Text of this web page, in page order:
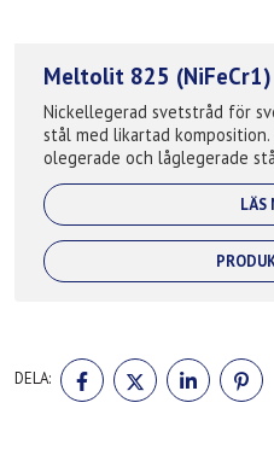
Meltolit 825 (NiFeCr1)
Nickellegerad svetstråd för
stål med likartad
olegerade och låglegerade
korrosionsbeständiga
LÄS
DELA:
DELA
PÅ
FACEBOOK
DELA
PÅ
TWITTER
DELA
PÅ
LINKEDIN
PÅ